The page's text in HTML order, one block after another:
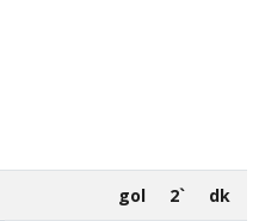
gol 2` dk